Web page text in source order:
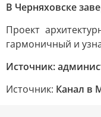
В Черняховске
Проект
гармоничный и
Источник:
Источник: Канал в